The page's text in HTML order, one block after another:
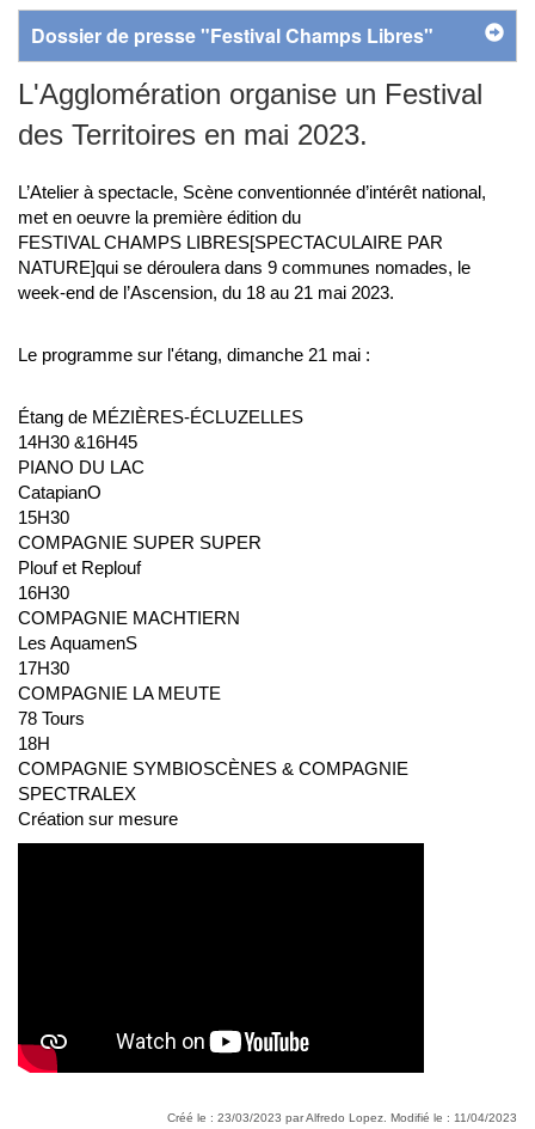
Dossier de presse "Festival Champs Libres"
L'Agglomération organise un Festival
des Territoires en mai 2023.
L’Atelier à spectacle, Scène conventionnée d’intérêt national,
met en oeuvre la première édition du
FESTIVAL CHAMPS LIBRES[SPECTACULAIRE PAR
NATURE]qui se déroulera dans 9 communes nomades, le
week-end de l’Ascension, du 18 au 21 mai 2023.
Le programme sur l'étang, dimanche 21 mai :
Étang de MÉZIÈRES-ÉCLUZELLES
14H30 &16H45
PIANO DU LAC
CatapianO
15H30
COMPAGNIE SUPER SUPER
Plouf et Replouf
16H30
COMPAGNIE MACHTIERN
Les AquamenS
17H30
COMPAGNIE LA MEUTE
78 Tours
18H
COMPAGNIE SYMBIOSCÈNES & COMPAGNIE
SPECTRALEX
Création sur mesure
Créé le : 23/03/2023 par Alfredo Lopez. Modifié le : 11/04/2023